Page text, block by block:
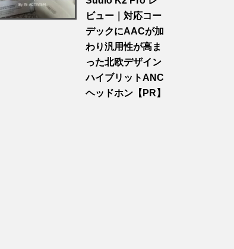
ビュー｜対応コー
デックにAACが加
わり汎用性が高ま
った北欧デザイン
ハイブリットANC
ヘッドホン【PR】